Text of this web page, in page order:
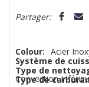
Partager:
Colour: Acier
Système de
Convection
Type de
Type de